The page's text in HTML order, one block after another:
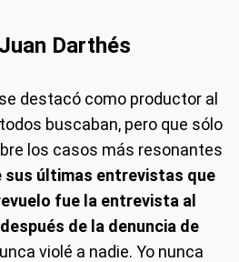
Darthés
destacó como productor al
buscaban, pero que sólo
los casos más resonantes
sus últimas entrevistas que
fue la entrevista al
de la denuncia de
violé a nadie. Yo nunca